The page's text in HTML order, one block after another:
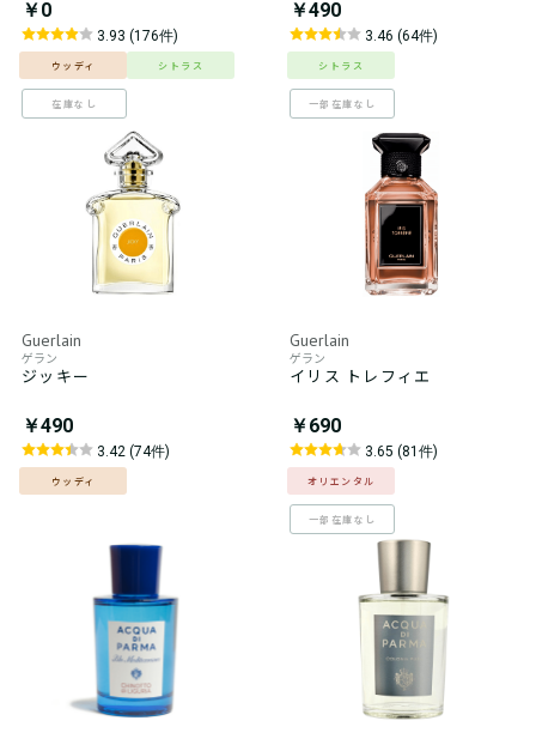
￥0
3.93 (176件)
ウッディ シトラス
在庫なし
￥490
3.46 (64件)
シトラス
一部在庫なし
Guerlain
ゲラン
ジッキー
￥490
3.42 (74件)
ウッディ
Guerlain
ゲラン
イリス トレフィエ
￥690
3.65 (81件)
オリエンタル
一部在庫なし